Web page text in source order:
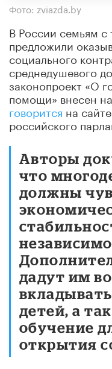
Фото: zviazda.by
В России семьям с
предложили
социального
среднедушевого
законопроект «О
помощи» внесен
говорится на
российского
Авторы
что
должны
дадут им
детей, а
обучение
открытия